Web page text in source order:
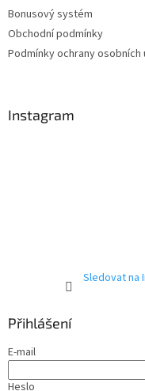
Bonusový systém
Obchodní podmínky
Podmínky ochrany osobních
Instagram
Sledovat na
Přihlášení
E-mail
Heslo